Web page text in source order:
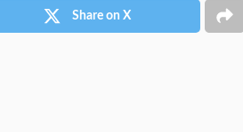
Share on X